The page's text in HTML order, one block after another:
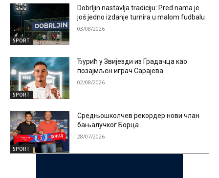
SPORT
Dobrljin nastavlja tradiciju: Pred nama je
još jedno izdanje turnira u malom fudbalu
03/08/2026
SPORT
Ђурић у Звијезди из Градачца као
позајмљен играч Сарајева
02/08/2026
SPORT
Средњошколчев рекордер нови члан
бањалучког Борца
28/07/2026